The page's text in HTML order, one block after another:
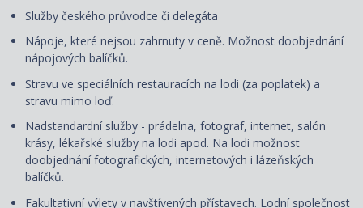
Služby českého průvodce či delegáta
Nápoje, které nejsou zahrnuty v ceně. Možnost doobjednání
nápojových balíčků.
Stravu ve speciálních restauracích na lodi (za poplatek) a
stravu mimo loď.
Nadstandardní služby - prádelna, fotograf, internet, salón
krásy, lékařské služby na lodi apod. Na lodi možnost
doobjednání fotografických, internetových i lázeňských
balíčků.
Fakultativní výlety v navštívených přístavech. Lodní společnost